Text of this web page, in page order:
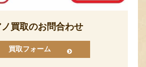
ノ買取のお問合わせ
買取フォーム